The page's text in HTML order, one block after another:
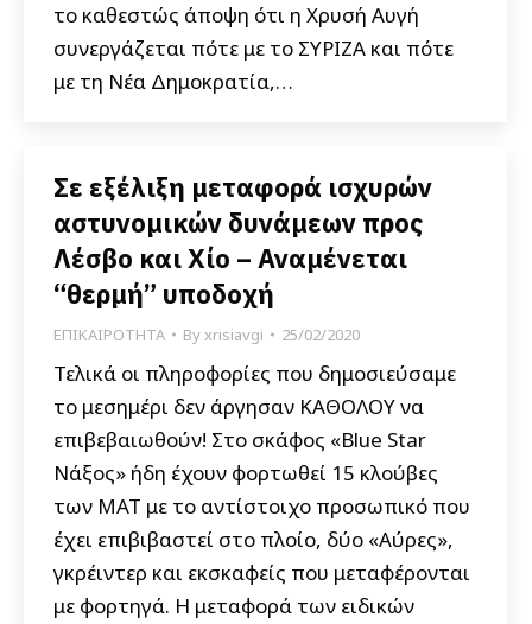
το καθεστώς άποψη ότι η Χρυσή Αυγή
συνεργάζεται πότε με το ΣΥΡΙΖΑ και πότε
με τη Νέα Δημοκρατία,…
Σε εξέλιξη μεταφορά ισχυρών
αστυνομικών δυνάμεων προς
Λέσβο και Χίο – Αναμένεται
“θερμή” υποδοχή
ΕΠΙΚΑΙΡΟΤΗΤΑ Byxrisiavgi 25/02/2020
Τελικά οι πληροφορίες που δημοσιεύσαμε
το μεσημέρι δεν άργησαν ΚΑΘΟΛΟΥ να
επιβεβαιωθούν! Στο σκάφος «Blue Star
Νάξος» ήδη έχουν φορτωθεί 15 κλούβες
των ΜΑΤ με το αντίστοιχο προσωπικό που
έχει επιβιβαστεί στο πλοίο, δύο «Αύρες»,
γκρέιντερ και εκσκαφείς που μεταφέρονται
με φορτηγά. H μεταφορά των ειδικών